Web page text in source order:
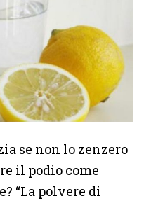
se non lo zenzero
il podio come
“La polvere di